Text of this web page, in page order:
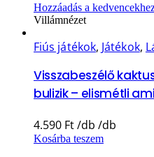
Hozzáadás a
Villámnézet
Fiús játékok, Játékok,
Visszabeszélő
bulizik – elismétli
4.590 Ft
Kosárba teszem